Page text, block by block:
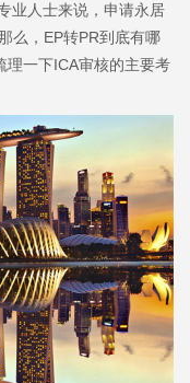
业人士来说，申请永居
么，EP转PR到底有哪
理一下ICA审核的主要考